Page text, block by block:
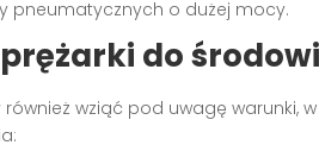
pneumatycznych o dużej mocy.
do
wziąć pod uwagę warunki,